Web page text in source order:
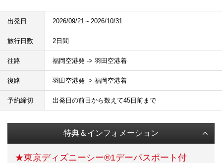
出発日 2026/09/21～2026/10/31
旅行日数 2日間
往路 福岡空港発 -> 羽田空港着
復路 羽田空港発 -> 福岡空港着
予約締切 出発日の前日から数えて45日前まで
特典＆インフォメーション
★東京ディズニーシー®1デーパスポート付